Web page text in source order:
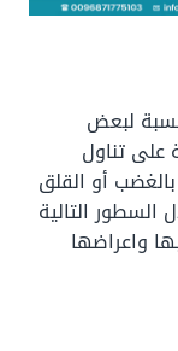
لبعض
على تناول
أو القلق
التالية
واعراضها